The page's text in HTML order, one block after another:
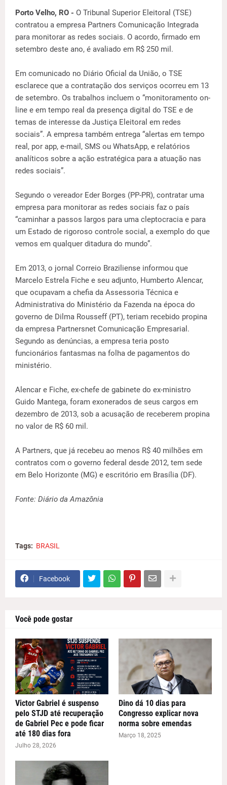
Porto Velho, RO - O Tribunal Superior Eleitoral (TSE)
contratou a empresa Partners Comunicação Integrada
para monitorar as redes sociais. O acordo, firmado em
setembro deste ano, é avaliado em R$ 250 mil.
Em comunicado no Diário Oficial da União, o TSE
esclarece que a contratação dos serviços ocorreu em 13
de setembro. Os trabalhos incluem o “monitoramento on-
line e em tempo real da presença digital do TSE e de
temas de interesse da Justiça Eleitoral em redes
sociais”. A empresa também entrega “alertas em tempo
real, por app, e-mail, SMS ou WhatsApp, e relatórios
analíticos sobre a ação estratégica para a atuação nas
redes sociais”.
Segundo o vereador Eder Borges (PP-PR), contratar uma
empresa para monitorar as redes sociais faz o país
“caminhar a passos largos para uma cleptocracia e para
um Estado de rigoroso controle social, a exemplo do que
vemos em qualquer ditadura do mundo”.
Em 2013, o jornal Correio Braziliense informou que
Marcelo Estrela Fiche e seu adjunto, Humberto Alencar,
que ocupavam a chefia da Assessoria Técnica e
Administrativa do Ministério da Fazenda na época do
governo de Dilma Rousseff (PT), teriam recebido propina
da empresa Partnersnet Comunicação Empresarial.
Segundo as denúncias, a empresa teria posto
funcionários fantasmas na folha de pagamentos do
ministério.
Alencar e Fiche, ex-chefe de gabinete do ex-ministro
Guido Mantega, foram exonerados de seus cargos em
dezembro de 2013, sob a acusação de receberem propina
no valor de R$ 60 mil.
A Partners, que já recebeu ao menos R$ 40 milhões em
contratos com o governo federal desde 2012, tem sede
em Belo Horizonte (MG) e escritório em Brasília (DF).
Fonte: Diário da Amazônia
Tags: BRASIL
Facebook
Você pode gostar
Victor Gabriel é suspenso
pelo STJD até recuperação
de Gabriel Pec e pode ficar
até 180 dias fora
Julho 28, 2026
Dino dá 10 dias para
Congresso explicar nova
norma sobre emendas
Março 18, 2025